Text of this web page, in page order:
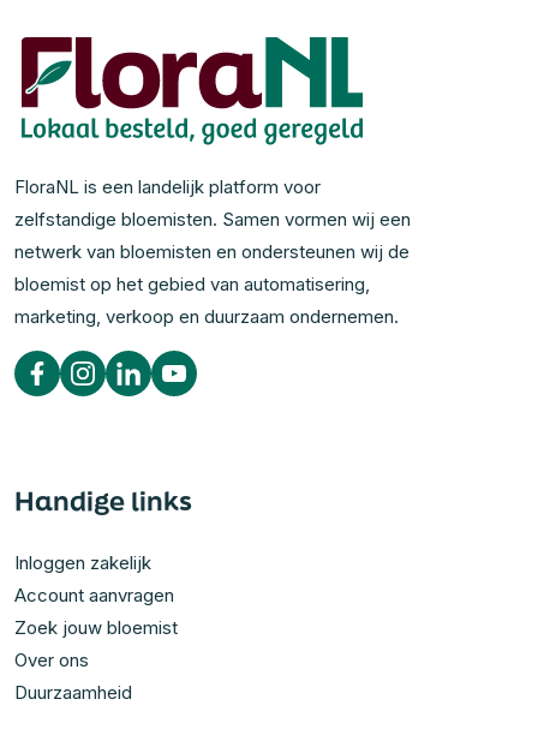
FloraNL is een landelijk platform voor
zelfstandige bloemisten. Samen vormen wij een
netwerk van bloemisten en ondersteunen wij de
bloemist op het gebied van automatisering,
marketing, verkoop en duurzaam ondernemen.
Handige links
Inloggen zakelijk
Account aanvragen
Zoek jouw bloemist
Over ons
Duurzaamheid